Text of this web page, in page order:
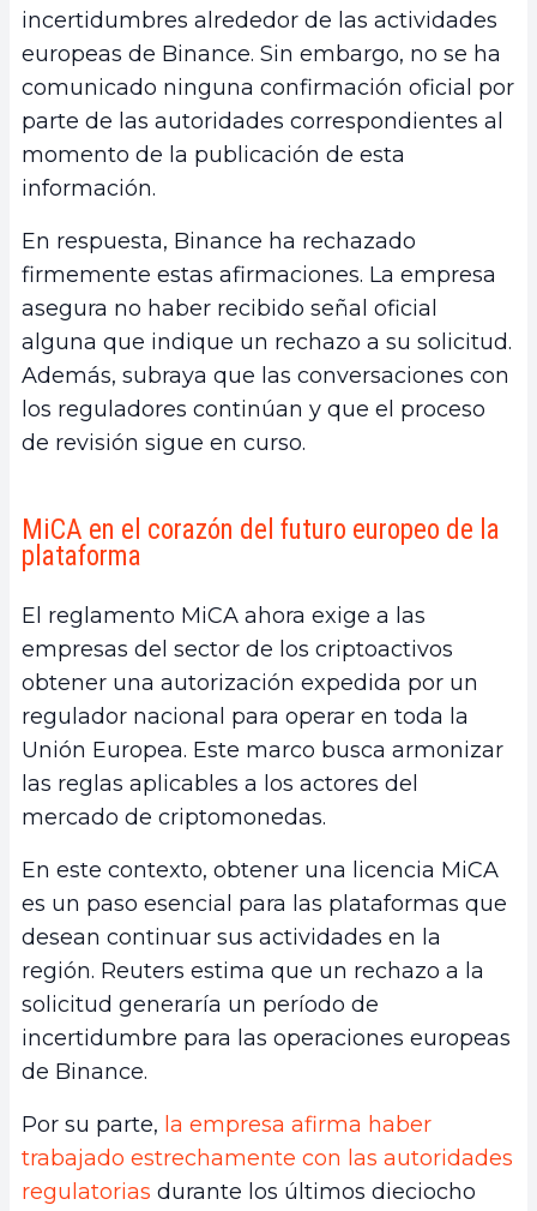
incertidumbres alrededor de las actividades
europeas de Binance. Sin embargo, no se ha
comunicado ninguna confirmación oficial por
parte de las autoridades correspondientes al
momento de la publicación de esta
información.
En respuesta, Binance ha rechazado
firmemente estas afirmaciones. La empresa
asegura no haber recibido señal oficial
alguna que indique un rechazo a su solicitud.
Además, subraya que las conversaciones con
los reguladores continúan y que el proceso
de revisión sigue en curso.
MiCA en el corazón del futuro europeo de la
plataforma
El reglamento MiCA ahora exige a las
empresas del sector de los criptoactivos
obtener una autorización expedida por un
regulador nacional para operar en toda la
Unión Europea. Este marco busca armonizar
las reglas aplicables a los actores del
mercado de criptomonedas.
En este contexto, obtener una licencia MiCA
es un paso esencial para las plataformas que
desean continuar sus actividades en la
región. Reuters estima que un rechazo a la
solicitud generaría un período de
incertidumbre para las operaciones europeas
de Binance.
Por su parte, la empresa afirma haber
trabajado estrechamente con las autoridades
regulatorias durante los últimos dieciocho